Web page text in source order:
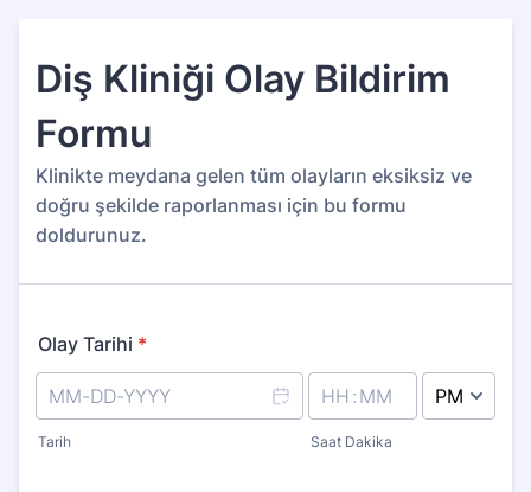
Diş Kliniği Olay Bildirim
Formu
Klinikte meydana gelen tüm olayların eksiksiz ve
doğru şekilde raporlanması için bu formu
doldurunuz.
Olay Tarihi *
Tarih Saat Dakika